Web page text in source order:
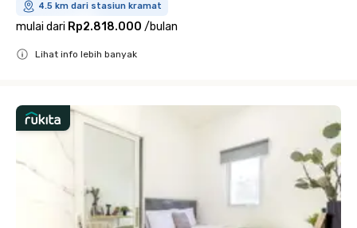
4.5 km dari stasiun kramat
mulai dari Rp2.818.000 /bulan
Lihat info lebih banyak